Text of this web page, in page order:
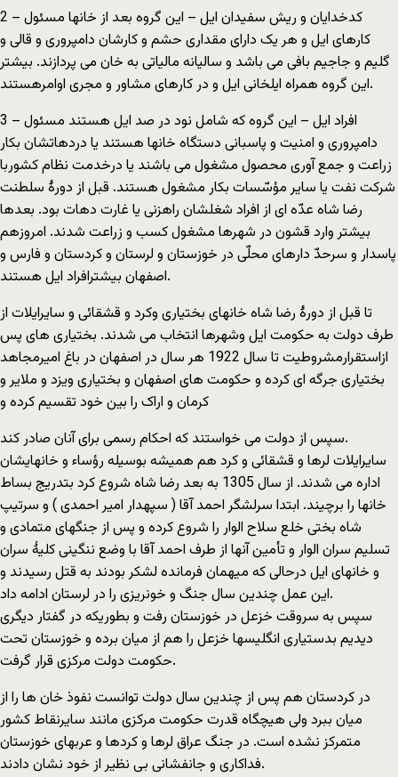
2 – کدخدایان و ریش سفیدان ایل – این گروه بعد از خانها مسئول
کارهای ایل و هر یک دارای مقداری حشم و کارشان دامپروری و قالی و
گلیم و جاجیم بافی می باشد و سالیانه مالیاتی به خان می پردازند. بیشتر
این گروه همراه ایلخانی ایل و در کارهای مشاور و مجری اوامرهستند.
3 – افراد ایل – این گروه که شامل نود در صد ایل هستند مسئول
دامپروری و امنیت و پاسبانی دستگاه خانها هستند یا دردهاتشان بکار
زراعت و جمع آوری محصول مشغول می باشند یا درخدمت نظام کشوربا
شرکت نفت یا سایر مؤسّسات بکار مشغول هستند. قبل از دورۀ سلطنت
رضا شاه عدّه ای از افراد شغلشان راهزنی یا غارت دهات بود. بعدها
بیشتر وارد قشون در شهرها مشغول کسب و زراعت شدند. امروزهم
پاسدار و سرحدّ دارهای محلّی در خوزستان و لرستان و کردستان و فارس و
اصفهان بیشترافراد ایل هستند.
تا قبل از دورۀ رضا شاه خانهای بختیاری وکرد و قشقائی و سایرایلات از
طرف دولت به حکومت ایل وشهرها انتخاب می شدند. بختیاری های پس
ازاستقرارمشروطیت تا سال 1922 هر سال در اصفهان در باغ امیرمجاهد
بختیاری جرگه ای کرده و حکومت های اصفهان و بختیاری ویزد و ملایر و
کرمان و اراک را بین خود تقسیم کرده و
سپس از دولت می خواستند که احکام رسمی برای آنان صادر کند.
سایرایلات لرها و قشقائی و کرد هم همیشه بوسیله رؤساء و خانهایشان
اداره می شدند. از سال 1305 به بعد رضا شاه شروع کرد بتدریج بساط
خانها را برچیند. ابتدا سرلشگر احمد آقا ( سپهدار امیر احمدی ) و سرتیپ
شاه بختی خلع سلاح الوار را شروع کرده و پس از جنگهای متمادی و
تسلیم سران الوار و تأمین آنها از طرف احمد آقا با وضع ننگینی کلیۀ سران
و خانهای ایل درحالی که میهمان فرمانده لشکر بودند به قتل رسیدند و
این عمل چندین سال جنگ و خونریزی را در لرستان ادامه داد.
سپس به سروقت خزعل در خوزستان رفت و بطوریکه در گفتار دیگری
دیدیم بدستیاری انگلیسها خزعل را هم از میان برده و خوزستان تحت
حکومت دولت مرکزی قرار گرفت.
در کردستان هم پس از چندین سال دولت توانست نفوذ خان ها را از
میان ببرد ولی هیچگاه قدرت حکومت مرکزی مانند سایرنقاط کشور
متمرکز نشده است. در جنگ عراق لرها و کردها و عربهای خوزستان
فداکاری و جانفشانی بی نظیر از خود نشان دادند.